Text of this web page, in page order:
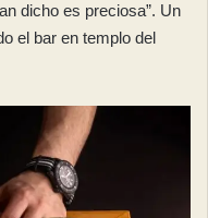
dicho es preciosa”. Un
el bar en templo del